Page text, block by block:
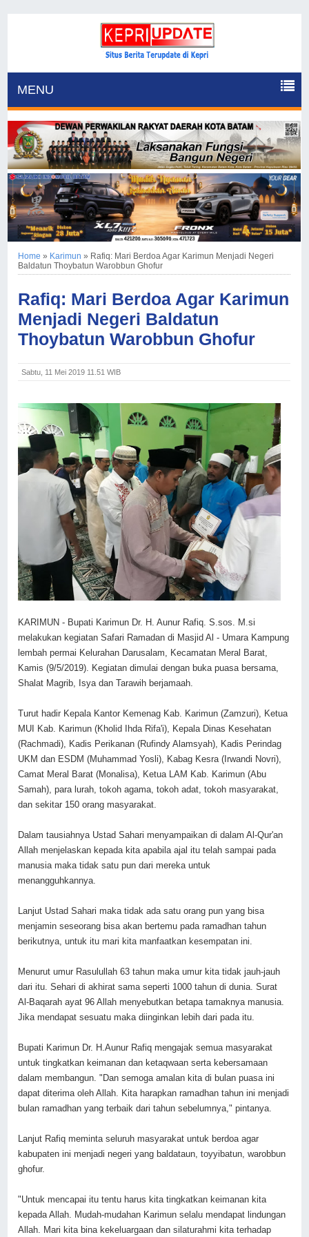
MENU
Home » Karimun » Rafiq: Mari Berdoa Agar Karimun Menjadi Negeri
Baldatun Thoybatun Warobbun Ghofur
Rafiq: Mari Berdoa Agar Karimun
Menjadi Negeri Baldatun
Thoybatun Warobbun Ghofur
Sabtu, 11 Mei 2019 11.51 WIB
KARIMUN - Bupati Karimun Dr. H. Aunur Rafiq. S.sos. M.si
melakukan kegiatan Safari Ramadan di Masjid Al - Umara Kampung
lembah permai Kelurahan Darusalam, Kecamatan Meral Barat,
Kamis (9/5/2019). Kegiatan dimulai dengan buka puasa bersama,
Shalat Magrib, Isya dan Tarawih berjamaah.
Turut hadir Kepala Kantor Kemenag Kab. Karimun (Zamzuri), Ketua
MUI Kab. Karimun (Kholid Ihda Rifa'i), Kepala Dinas Kesehatan
(Rachmadi), Kadis Perikanan (Rufindy Alamsyah), Kadis Perindag
UKM dan ESDM (Muhammad Yosli), Kabag Kesra (Irwandi Novri),
Camat Meral Barat (Monalisa), Ketua LAM Kab. Karimun (Abu
Samah), para lurah, tokoh agama, tokoh adat, tokoh masyarakat,
dan sekitar 150 orang masyarakat.
Dalam tausiahnya Ustad Sahari menyampaikan di dalam Al-Qur'an
Allah menjelaskan kepada kita apabila ajal itu telah sampai pada
manusia maka tidak satu pun dari mereka untuk
menangguhkannya.
Lanjut Ustad Sahari maka tidak ada satu orang pun yang bisa
menjamin seseorang bisa akan bertemu pada ramadhan tahun
berikutnya, untuk itu mari kita manfaatkan kesempatan ini.
Menurut umur Rasulullah 63 tahun maka umur kita tidak jauh-jauh
dari itu. Sehari di akhirat sama seperti 1000 tahun di dunia.Surat
Al-Baqarah ayat 96 Allah menyebutkan betapa tamaknya manusia.
Jika mendapat sesuatu maka diinginkan lebih dari pada itu.
Bupati Karimun Dr. H.Aunur Rafiqmengajak semua masyarakat
untuk tingkatkan keimanan dan ketaqwaan serta kebersamaan
dalam membangun. "Dan semoga amalan kita di bulan puasa ini
dapat diterima oleh Allah. Kita harapkan ramadhan tahun ini menjadi
bulan ramadhan yang terbaik dari tahun sebelumnya," pintanya.
Lanjut Rafiq meminta seluruh masyarakat untuk berdoa agar
kabupaten ini menjadi negeri yang baldataun, toyyibatun, warobbun
ghofur.
"Untuk mencapai itu tentu harus kita tingkatkan keimanan kita
kepada Allah. Mudah-mudahan Karimun selalu mendapat lindungan
Allah. Mari kita bina kekeluargaan dan silaturahmi kita terhadap